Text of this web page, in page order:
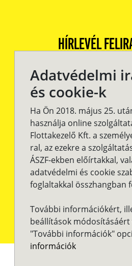
Adatvédelmi
és cookie-k
Ha Ön 2018. május 25.
használja online
Flottakezelő Kft. a
ral, az ezekre a
ÁSZF-ekben előírtakkal,
adatvédelmi és cookie
foglaltakkal összhangban
További információkért,
beállítások módosításáért
"További információk"
információk
HÍRLEVÉL